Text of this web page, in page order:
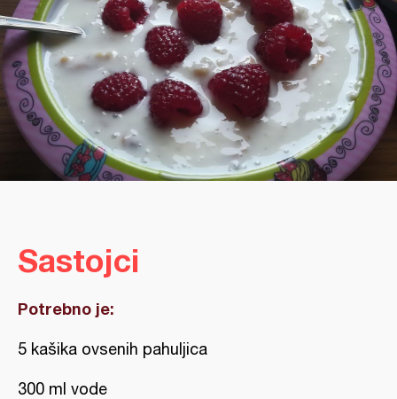
Sastojci
Potrebno je:
5 kašika ovsenih pahuljica
300 ml vode